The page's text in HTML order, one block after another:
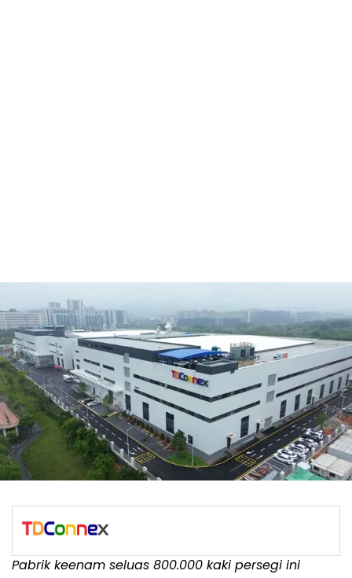
Pabrik keenam seluas 800.000 kaki persegi ini